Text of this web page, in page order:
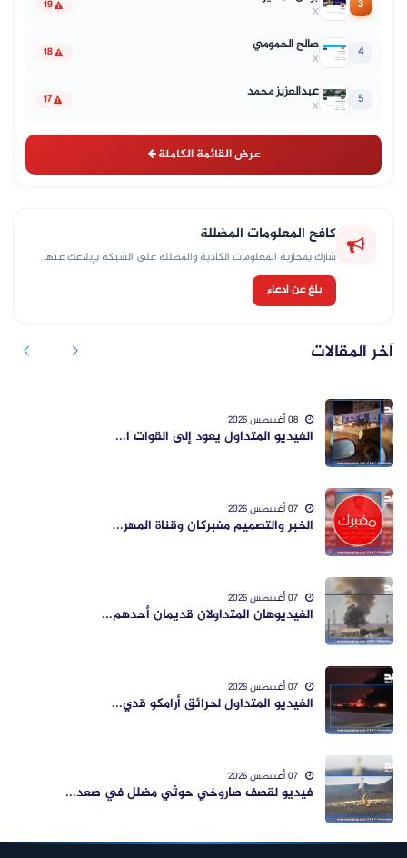
3
X
19
4 صالح الحمومي
X
18
5 عبدالعزيز محمد
X
17
عرض القائمة الكاملة
كافح المعلومات المضللة
شارك بمحاربة المعلومات الكاذبة والمضللة على الشبكة بإبلاغك عنها.
بلغ عن ادعاء
آخر المقالات
الفيديو المتداول يعود إلى القوات ا...
الخبر والتصميم مفبركان وقناة المهر...
الفيديوهان المتداولان قديمان أحدهم...
الفيديو المتداول لحرائق أرامكو قدي...
فيديو لقصف صاروخي حوثي مضلل في صعد...